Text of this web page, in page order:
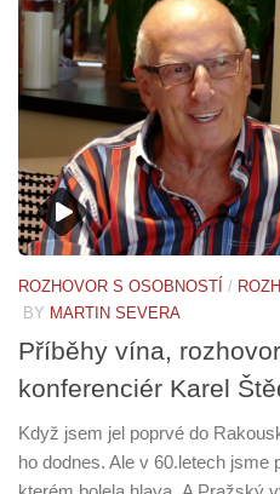
ROZHOVOR S OSOBNOSTÍ /
BY MARTIN SEVERA
Příběhy vína,
konferenciér Karel
Když jsem jel poprvé do
ho dodnes. Ale v 60.letech jsme